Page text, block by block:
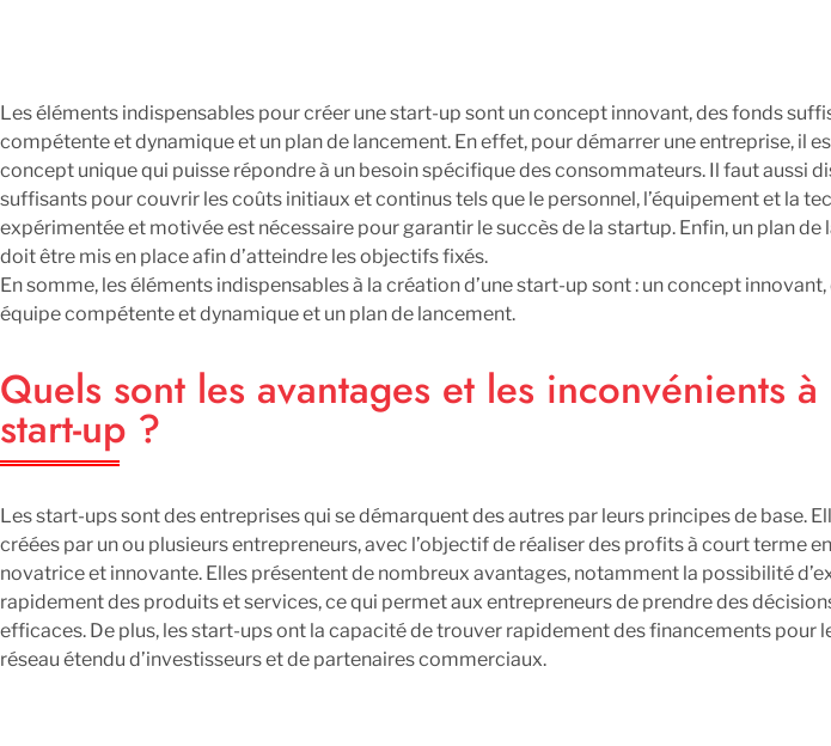
Les éléments indispensables pour créer une start-up sont un concept innovant, des fonds
compétente et dynamique et un plan de lancement. En effet, pour démarrer une entreprise, il
concept unique qui puisse répondre à un besoin spécifique des consommateurs. Il faut aussi
suffisants pour couvrir les coûts initiaux et continus tels que le personnel, l’équipement et la
expérimentée et motivée est nécessaire pour garantir le succès de la startup. Enfin, un plan
doit être mis en place afin d’atteindre les objectifs fixés.
En somme, les éléments indispensables à la création d’une start-up sont : un concept
équipe compétente et dynamique et un plan de lancement.
Quels sont les avantages et les inconvénients
start-up ?
Les start-ups sont des entreprises qui se démarquent des autres par leurs principes de base.
créées par un ou plusieurs entrepreneurs, avec l’objectif de réaliser des profits à court terme
novatrice et innovante. Elles présentent de nombreux avantages, notamment la possibilité
rapidement des produits et services, ce qui permet aux entrepreneurs de prendre des
efficaces. De plus, les start-ups ont la capacité de trouver rapidement des financements pour
réseau étendu d’investisseurs et de partenaires commerciaux.